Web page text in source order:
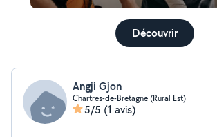
Découvrir
Angji Gjon
Chartres-de-Bretagne (Rural Est)
5/5 (1 avis)